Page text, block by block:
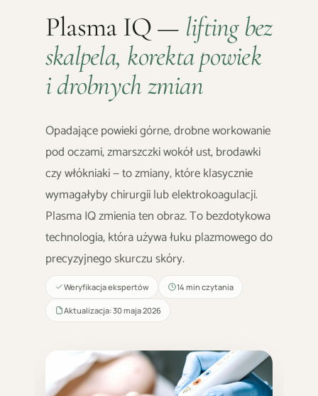
Plasma IQ — lifting bez
skalpela, korekta powiek
i drobnych zmian
Opadające powieki górne, drobne workowanie
pod oczami, zmarszczki wokół ust, brodawki
czy włókniaki — to zmiany, które klasycznie
wymagałyby chirurgii lub elektrokoagulacji.
Plasma IQ zmienia ten obraz. To bezdotykowa
technologia, która używa łuku plazmowego do
precyzyjnego skurczu skóry.
Weryfikacja ekspertów 14 min czytania
Aktualizacja: 30 maja 2026